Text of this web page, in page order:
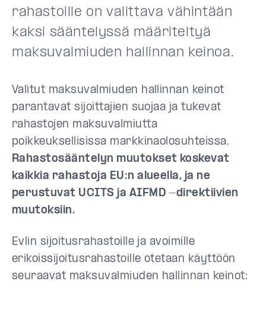
rahastoille on valittava vähintään
kaksi sääntelyssä määriteltyä
maksuvalmiuden hallinnan keinoa.
Valitut maksuvalmiuden hallinnan keinot
parantavat sijoittajien suojaa ja tukevat
rahastojen maksuvalmiutta
poikkeuksellisissa markkinaolosuhteissa.
Rahastosääntelyn muutokset koskevat
kaikkia rahastoja EU:n alueella, ja ne
perustuvat UCITS ja AIFMD -direktiivien
muutoksiin.
Evlin sijoitusrahastoille ja avoimille
erikoissijoitusrahastoille otetaan käyttöön
seuraavat maksuvalmiuden hallinnan keinot: